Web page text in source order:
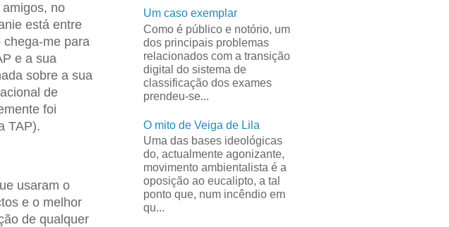
no
está entre
me para
e a sua
sobre a sua
de
foi
TAP).
usaram o
e o melhor
de qualquer
Um caso exemplar
Como é público e notório, um
dos principais problemas
relacionados com a transição
digital do sistema de
classificação dos exames
prendeu-se...
O mito de Veiga de Lila
Uma das bases ideológicas
do, actualmente agonizante,
movimento ambientalista é a
oposição ao eucalipto, a tal
ponto que, num incêndio em
qu...